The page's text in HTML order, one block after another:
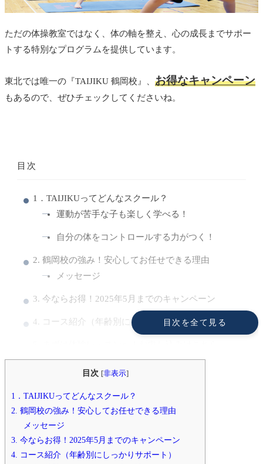
ただの体操教室ではなく、 体の軸を整え、心の成長までサポー
トする特別なプログラム を提供しています。
東北では唯一の『TAIJIKU 鶴岡校』、 お得なキャンペーン
もあるので、ぜひチェックしてくださいね。
目次
目次を全て見る
1．TAIJIKUってどんなスクール？
運動が苦手な子も楽しく学べる！
自分の体をコントロールする力がつく！
2. 鶴岡校の強み！安心してお任せできる理由
メッセージ
3. 今ならお得！2025年5月までのキャンペーン
4. コース紹介（年齢別にしっかりサポート）
6．TAIJIKU 子どもの運動学習塾 鶴岡校の基本情報
②アクセス
目次 [非表示]
1．TAIJIKUってどんなスクール？
2. 鶴岡校の強み！安心してお任せできる理由
メッセージ
3. 今ならお得！2025年5月までのキャンペーン
4. コース紹介（年齢別にしっかりサポート）